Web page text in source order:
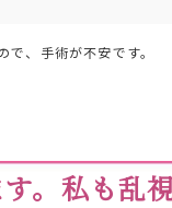
、⼿術が不安です。
。私も乱